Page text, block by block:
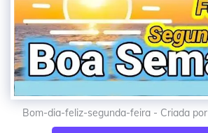
Bom-dia-feliz-segunda-feira - Criada por